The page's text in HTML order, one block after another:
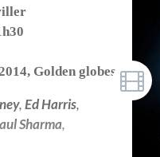
, Golden globes 2014,
,Ed Harris,
Sharma,